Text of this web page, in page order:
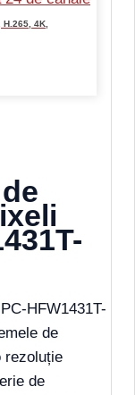
4K,
HFW1431T-
de
rezoluție
de